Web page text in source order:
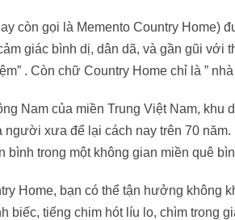
còn gọi là Memento Country Home)
giác bình dị, dân dã, và gần gũi với
. Còn chữ Country Home chỉ là ” nhà
Nam của miền Trung Việt Nam,
người xưa để lại cách nay trên 70
bình trong một không gian miền quê
Home, bạn có thể tận hưởng không
biếc, tiếng chim hót líu lo, chìm trong